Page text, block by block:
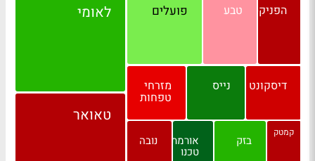
לאומי
טאואר
פועלים טבע הפניקס
מזרחי
טפחות
נייס דיסקונט
נובה אורמת
טכנו
בזק
קמטק